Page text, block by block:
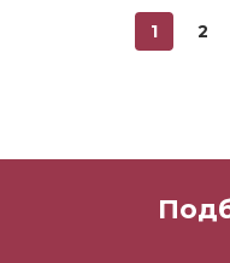
1 2